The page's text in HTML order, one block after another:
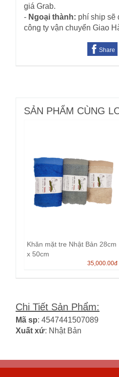
giá Grab.
- Ngoại thành: phí ship sẽ
công ty vận chuyển Giao
Share
SẢN PHẨM CÙNG
Khăn mặt tre Nhật Bản 28cm
x 50cm
35,000.00đ
Chi Tiết Sản Phẩm:
Mã sp: 4547441507089
Xuất xứ: Nhật Bản